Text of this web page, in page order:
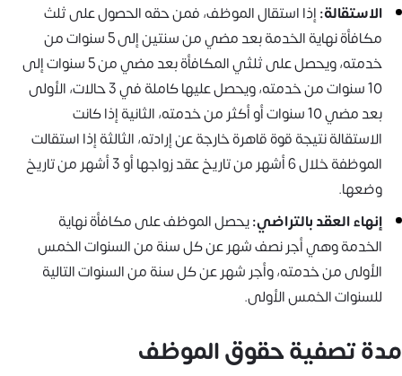
الاستقالة:إذا استقال الموظف، فمن حقه الحصول على ثلث
مكافأة نهاية الخدمة بعد مضي من سنتين إلى 5 سنوات من
خدمته، ويحصل على ثلثي المكافأة بعد مضي من 5 سنوات إلى
10 سنوات من خدمته، ويحصل عليها كاملة في 3 حالات، الأولى
بعد مضي 10 سنوات أو أكثر من خدمته، الثانية إذا كانت
الاستقالة نتيجة قوة قاهرة خارجة عن إرادته، الثالثة إذا استقالت
الموظفة خلال 6 أشهر من تاريخ عقد زواجها أو 3 أشهر من تاريخ
وضعها.
إنهاء العقد بالتراضي:يحصل الموظف على مكافأة نهاية
الخدمة وهي أجر نصف شهر عن كل سنة من السنوات الخمس
الأولى من خدمته، وأجر شهر عن كل سنة من السنوات التالية
للسنوات الخمس الأولى.
مدة تصفية حقوق الموظف